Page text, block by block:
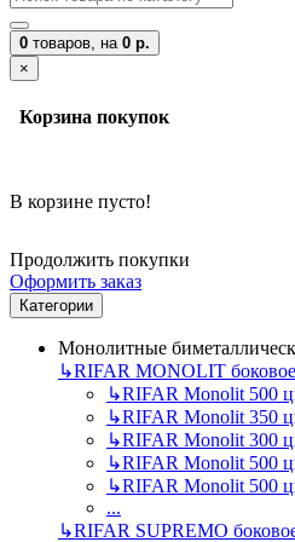
0 товаров, на 0 р.
×
Корзина покупок
В корзине пусто!
Продолжить покупки
Оформить заказ
Категории
Монолитные
↳RIFAR MONOLIT
↳RIFAR Monolit 500
↳RIFAR Monolit 350
↳RIFAR Monolit 300
↳RIFAR Monolit 500
↳RIFAR Monolit 500
...
↳RIFAR SUPREMO